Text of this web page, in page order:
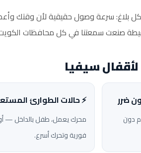
كل بلاغ: سرعة وصول حقيقية لأن وقتك
بسيطة صنعت سمعتنا في كل محافظات
لأقفال سيفيا
ضرر
دون
⚡ حالات الطوارئ
محرك يعمل، طفل بالداخل —
فورية وتحرك أسرع.